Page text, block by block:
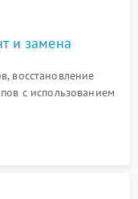
и замена
восстановление
с использованием
микросхемы
портов USB